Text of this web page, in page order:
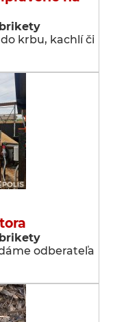
krbu, kachlí či
odberateľa